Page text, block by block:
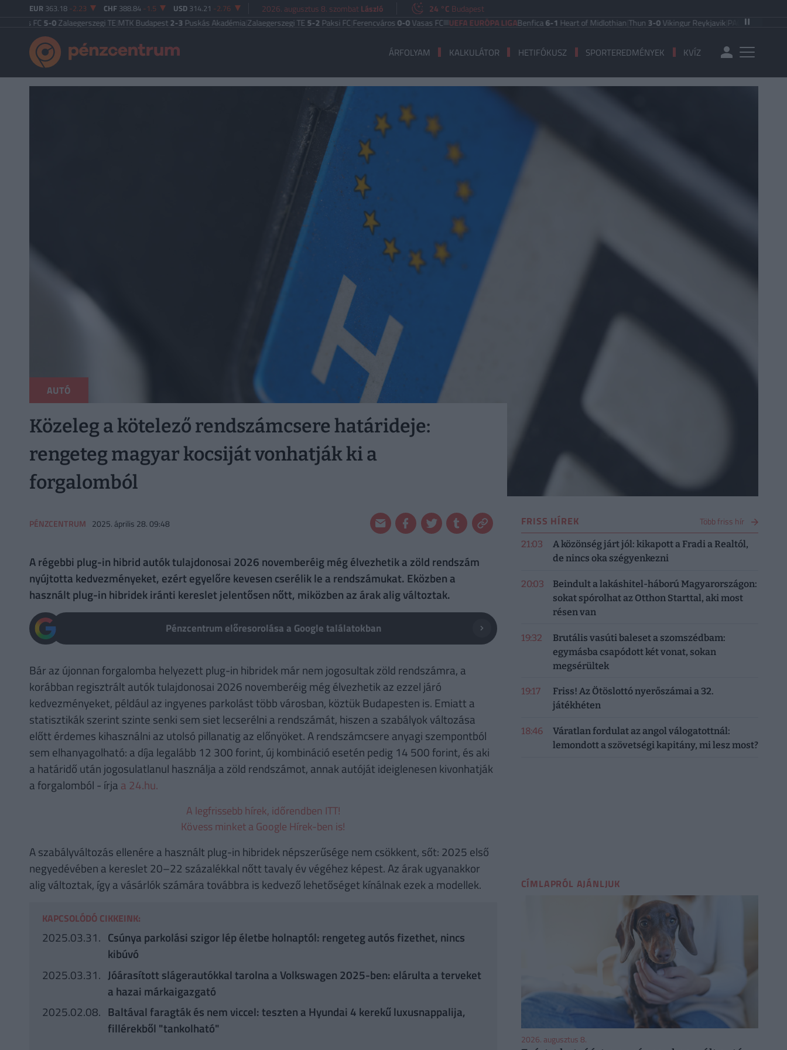
EUR 363.18 -2.23 CHF 388.84 -1.5 USD 314.21 -2.76 2026. augusztus 8. szombatLászló 24 °C Budapest
Zalaegerszegi TE|MTK Budapest2-3Puskás Akadémia|Zalaegerszegi TE5-2Paksi FC Ferencváros0-0Vasas FC UEFA EURÓPA LIGABenfica6-1Heart of Midlothian|Thun3-0Vikingur Reykjavik|PAOK Saloniki0-1
ÁRFOLYAM KALKULÁTOR HETIFÓKUSZ SPORTEREDMÉNYEK KVÍZ
AUTÓ
Közeleg a kötelező rendszámcsere határideje:
rengeteg magyar kocsiját vonhatják ki a
forgalomból
PÉNZCENTRUM 2025. április 28. 09:48
A régebbi plug-in hibrid autók tulajdonosai 2026 novemberéig még élvezhetik a zöld rendszám
nyújtotta kedvezményeket, ezért egyelőre kevesen cserélik le a rendszámukat. Eközben a
használt plug-in hibridek iránti kereslet jelentősen nőtt, miközben az árak alig változtak.
Pénzcentrum előresorolása a Google találatokban
Bár az újonnan forgalomba helyezett plug-in hibridek már nem jogosultak zöld rendszámra, a
korábban regisztrált autók tulajdonosai 2026 novemberéig még élvezhetik az ezzel járó
kedvezményeket, például az ingyenes parkolást több városban, köztük Budapesten is. Emiatt a
statisztikák szerint szinte senki sem siet lecserélni a rendszámát, hiszen a szabályok változása
előtt érdemes kihasználni az utolsó pillanatig az előnyöket. A rendszámcsere anyagi szempontból
sem elhanyagolható: a díja legalább 12 300 forint, új kombináció esetén pedig 14 500 forint, és aki
a határidő után jogosulatlanul használja a zöld rendszámot, annak autóját ideiglenesen kivonhatják
a forgalomból - írja a 24.hu.
A legfrissebb hírek, időrendben ITT!
Kövess minket a Google Hírek-ben is!
A szabályváltozás ellenére a használt plug-in hibridek népszerűsége nem csökkent, sőt: 2025 első
negyedévében a kereslet 20–22 százalékkal nőtt tavaly év végéhez képest. Az árak ugyanakkor
alig változtak, így a vásárlók számára továbbra is kedvező lehetőséget kínálnak ezek a modellek.
KAPCSOLÓDÓ CIKKEINK:
2025.03.31. Csúnya parkolási szigor lép életbe holnaptól: rengeteg autós fizethet, nincs
kibúvó
2025.03.31. Jóárasított slágerautókkal tarolna a Volkswagen 2025-ben: elárulta a terveket
a hazai márkaigazgató
2025.02.08. Baltával faragták és nem viccel: teszten a Hyundai 4 kerekű luxusnappalija,
fillérekből "tankolható"
FRISS HÍREK Több friss hír
21:03
A közönség járt jól: kikapott a Fradi a Realtól,
de nincs oka szégyenkezni
20:03
Beindult a lakáshitel-háború Magyarországon:
sokat spórolhat az Otthon Starttal, aki most
résen van
19:32
Brutális vasúti baleset a szomszédbam:
egymásba csapódott két vonat, sokan
megsérültek
19:17
Friss! Az Ötöslottó nyerőszámai a 32.
játékhéten
18:46
Váratlan fordulat az angol válogatottnál:
lemondott a szövetségi kapitány, mi lesz most?
CÍMLAPRÓL AJÁNLJUK
2026. augusztus 8.